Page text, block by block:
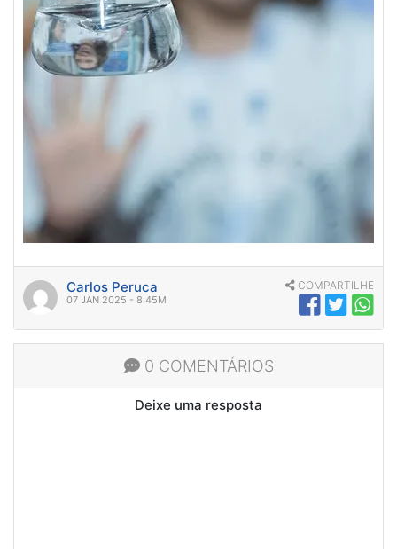
Carlos Peruca
07 JAN 2025 - 8:45M
COMPARTILHE
0 COMENTÁRIOS
Deixe uma resposta